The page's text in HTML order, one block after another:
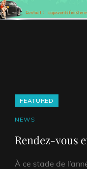
FEATURED
CAT
NEWS
Rendez-vous
À ce stade de